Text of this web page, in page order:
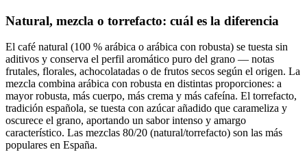
Natural, mezcla o torrefacto: cuál es la diferencia
El café natural (100 % arábica o arábica con robusta) se tuesta sin
aditivos y conserva el perfil aromático puro del grano — notas
frutales, florales, achocolatadas o de frutos secos según el origen. La
mezcla combina arábica con robusta en distintas proporciones: a
mayor robusta, más cuerpo, más crema y más cafeína. El torrefacto,
tradición española, se tuesta con azúcar añadido que carameliza y
oscurece el grano, aportando un sabor intenso y amargo
característico. Las mezclas 80/20 (natural/torrefacto) son las más
populares en España.